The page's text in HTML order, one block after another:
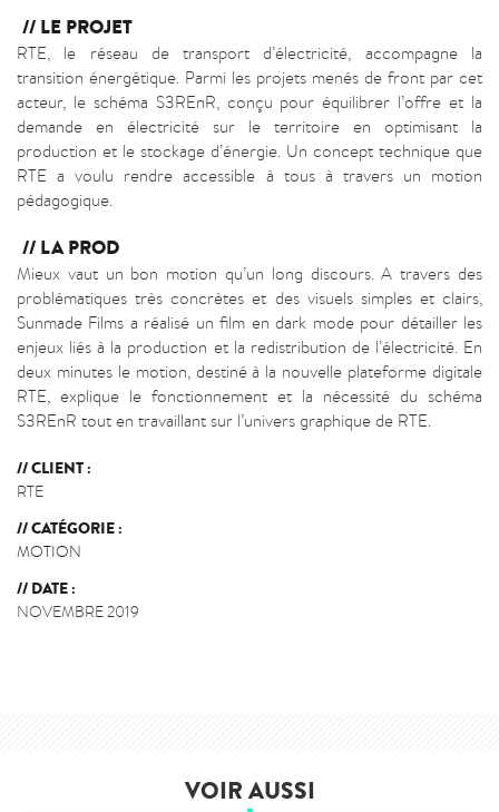
LE PROJET
RTE, le réseau de transport d’électricité, accompagne la
transition énergétique. Parmi les projets menés de front par cet
acteur, le schéma S3REnR, conçu pour équilibrer l’offre et la
demande en électricité sur le territoire en optimisant la
production et le stockage d’énergie. Un concept technique que
RTE a voulu rendre accessible à tous à travers un motion
pédagogique.
LA PROD
Mieux vaut un bon motion qu’un long discours. A travers des
problématiques très concrètes et des visuels simples et clairs,
Sunmade Films a réalisé un film en dark mode pour détailler les
enjeux liés à la production et la redistribution de l’électricité. En
deux minutes le motion, destiné à la nouvelle plateforme digitale
RTE, explique le fonctionnement et la nécessité du schéma
S3REnR tout en travaillant sur l’univers graphique de RTE.
CLIENT :
RTE
CATÉGORIE :
MOTION
DATE :
NOVEMBRE 2019
VOIR AUSSI